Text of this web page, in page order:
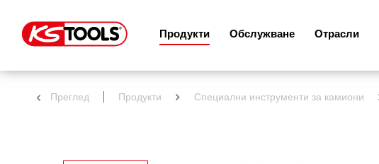
Продукти Обслужване Отрасли
Преглед Продукти Специални инструменти за камиони